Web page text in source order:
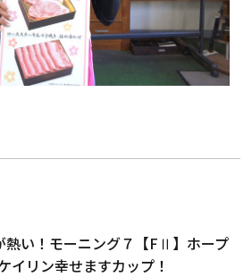
熱い！モーニング７【FⅡ】ホープ
イリン幸せますカップ！